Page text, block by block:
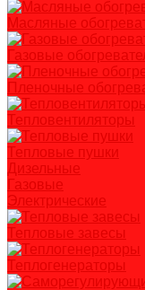
Масляные
Газовые
Пленочные
Тепловентиляторы
Тепловые пушки
Дизельные
Газовые
Электрические
Тепловые завесы
Теплогенераторы